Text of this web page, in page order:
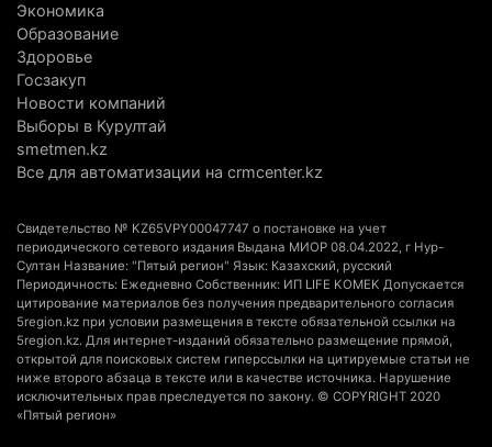
4 августа 2026 г. 14:29
В Алматинской области второй день не могут
потушить пожар в Аксайском ущелье
В Алматы приостановили лицензии 350
4 августа 2026 г. 12:06
В команде акима Алатау новое назначение: кто
возглавил аппарат города
4 августа 2026 г. 11:40 160
Выборы в Курултай: Алматинская область вошла
в число регионов с самым большим
количеством избирателей
Экономика
Образование
Здоровье
Госзакуп
Новости компаний
Выборы в Курултай
smetmen.kz
Все для автоматизации на crmcenter.kz
Свидетельство № KZ65VPY00047747 о постановке на учет
периодического сетевого издания Выдана МИОР 08.04.2022, г Нур-
Султан Название: "Пятый регион" Язык: Казахский, русский
Периодичность: Ежедневно Собственник: ИП LIFE KOMEK Допускается
цитирование материалов без получения предварительного согласия
5region.kz при условии размещения в тексте обязательной ссылки на
5region.kz. Для интернет-изданий обязательно размещение прямой,
открытой для поисковых систем гиперссылки на цитируемые статьи не
ниже второго абзаца в тексте или в качестве источника. Нарушение
исключительных прав преследуется по закону. © COPYRIGHT 2020
«Пятый регион»